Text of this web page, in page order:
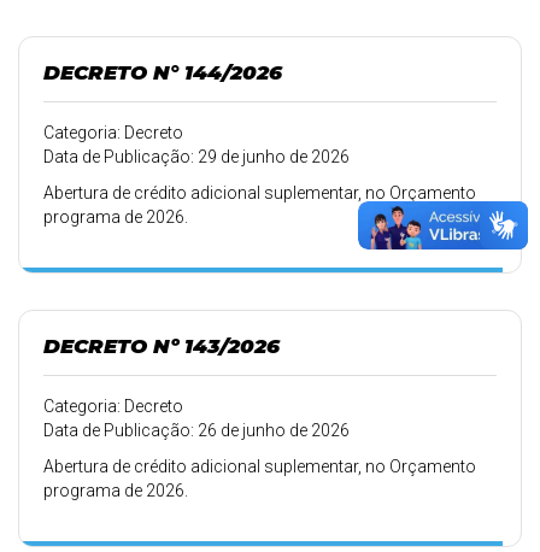
DECRETO N° 144/2026
Categoria: Decreto
Data de Publicação: 29 de junho de 2026
Abertura de crédito adicional suplementar, no Orçamento
programa de 2026.
DECRETO Nº 143/2026
Categoria: Decreto
Data de Publicação: 26 de junho de 2026
Abertura de crédito adicional suplementar, no Orçamento
programa de 2026.